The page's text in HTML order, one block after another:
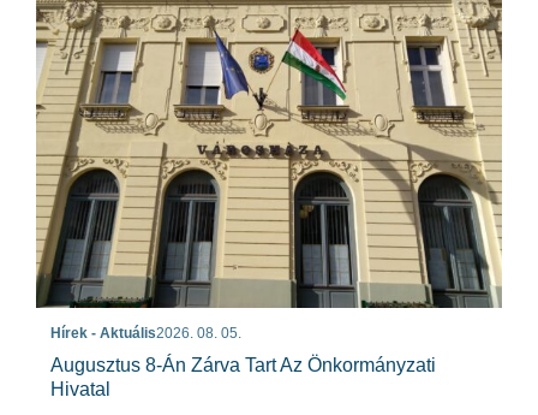
Hírek - Aktuális2026. 08. 05.
Augusztus 8-Án Zárva Tart Az Önkormányzati
Hivatal